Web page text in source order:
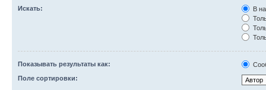
Искать:
В
Показывать результаты как:
Поле сортировки: